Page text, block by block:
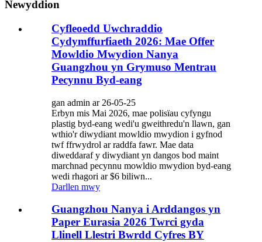
Newyddion
Cyfleoedd Uwchraddio
Cydymffurfiaeth 2026: Mae Offer
Mowldio Mwydion Nanya
Guangzhou yn Grymuso Mentrau
Pecynnu Byd-eang
gan admin ar 26-05-25
Erbyn mis Mai 2026, mae polisïau cyfyngu
plastig byd-eang wedi'u gweithredu'n llawn, gan
wthio'r diwydiant mowldio mwydion i gyfnod
twf ffrwydrol ar raddfa fawr. Mae data
diweddaraf y diwydiant yn dangos bod maint
marchnad pecynnu mowldio mwydion byd-eang
wedi rhagori ar $6 biliwn...
Darllen mwy
Guangzhou Nanya i Arddangos yn
Paper Eurasia 2026 Twrci gyda
Llinell Llestri Bwrdd Cyfres BY